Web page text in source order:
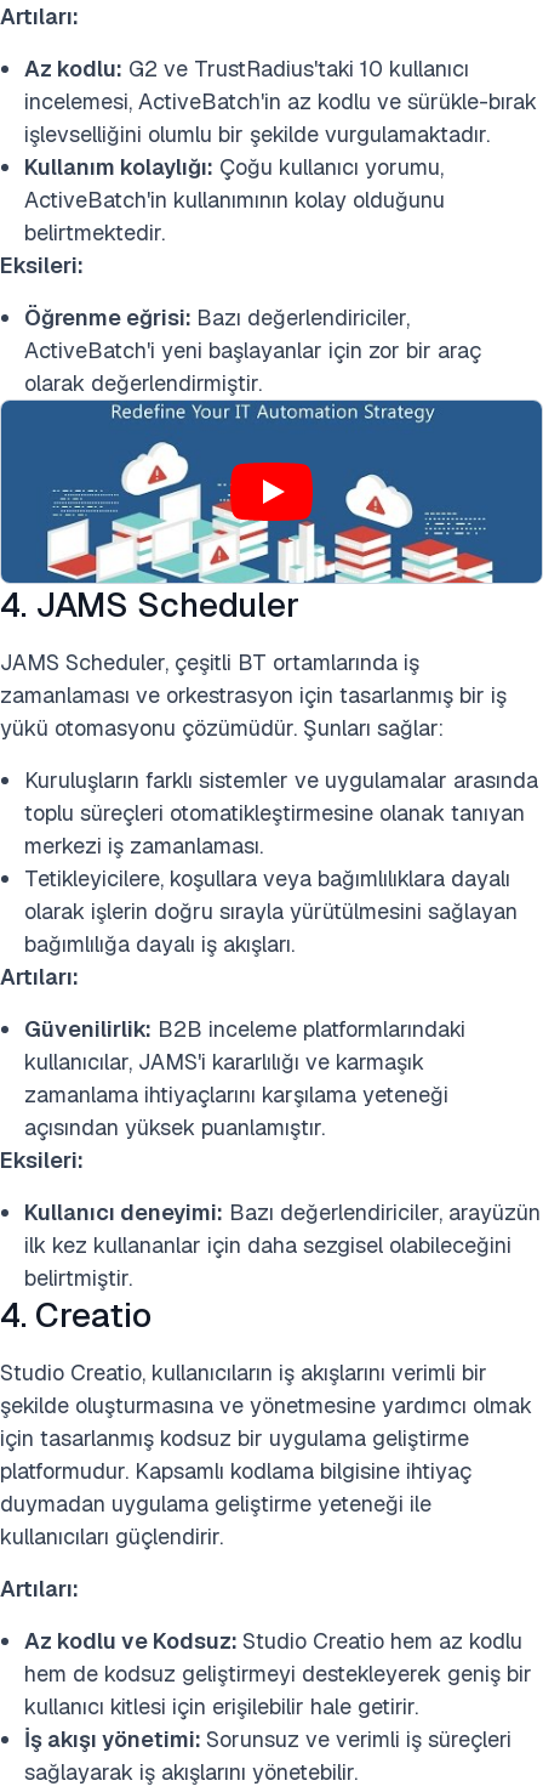
Artıları:
Az kodlu: G2 ve TrustRadius'taki 10 kullanıcı
incelemesi, ActiveBatch'in az kodlu ve sürükle-bırak
işlevselliğini olumlu bir şekilde vurgulamaktadır.
Kullanım kolaylığı: Çoğu kullanıcı yorumu,
ActiveBatch'in kullanımının kolay olduğunu
belirtmektedir.
Eksileri:
Öğrenme eğrisi: Bazı değerlendiriciler,
ActiveBatch'i yeni başlayanlar için zor bir araç
olarak değerlendirmiştir.
4. JAMS Scheduler
JAMS Scheduler, çeşitli BT ortamlarında iş
zamanlaması ve orkestrasyon için tasarlanmış bir iş
yükü otomasyonu çözümüdür. Şunları sağlar:
Kuruluşların farklı sistemler ve uygulamalar arasında
toplu süreçleri otomatikleştirmesine olanak tanıyan
merkezi iş zamanlaması.
Tetikleyicilere, koşullara veya bağımlılıklara dayalı
olarak işlerin doğru sırayla yürütülmesini sağlayan
bağımlılığa dayalı iş akışları.
Artıları:
Güvenilirlik: B2B inceleme platformlarındaki
kullanıcılar, JAMS'i kararlılığı ve karmaşık
zamanlama ihtiyaçlarını karşılama yeteneği
açısından yüksek puanlamıştır.
Eksileri:
Kullanıcı deneyimi: Bazı değerlendiriciler, arayüzün
ilk kez kullananlar için daha sezgisel olabileceğini
belirtmiştir.
4. Creatio
Studio Creatio, kullanıcıların iş akışlarını verimli bir
şekilde oluşturmasına ve yönetmesine yardımcı olmak
için tasarlanmış kodsuz bir uygulama geliştirme
platformudur. Kapsamlı kodlama bilgisine ihtiyaç
duymadan uygulama geliştirme yeteneği ile
kullanıcıları güçlendirir.
Artıları:
Az kodlu ve Kodsuz: Studio Creatio hem az kodlu
hem de kodsuz geliştirmeyi destekleyerek geniş bir
kullanıcı kitlesi için erişilebilir hale getirir.
İş akışı yönetimi: Sorunsuz ve verimli iş süreçleri
sağlayarak iş akışlarını yönetebilir.